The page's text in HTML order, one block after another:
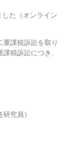
た（オンライン
課税訴訟を取り
税訴訟につき、
究員）